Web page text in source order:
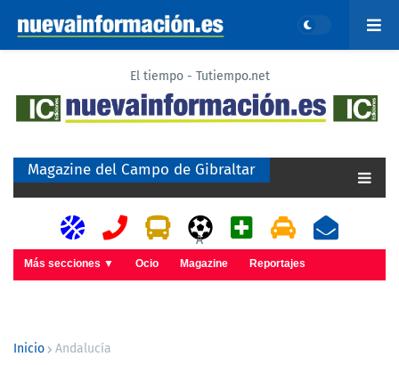
El tiempo - Tutiempo.net
Magazine del Campo de Gibraltar
A
Más secciones ▼ Ocio Magazine Reportajes
Inicio Andalucía